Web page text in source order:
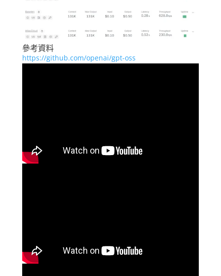
參考資料
https://github.com/openai/gpt-oss